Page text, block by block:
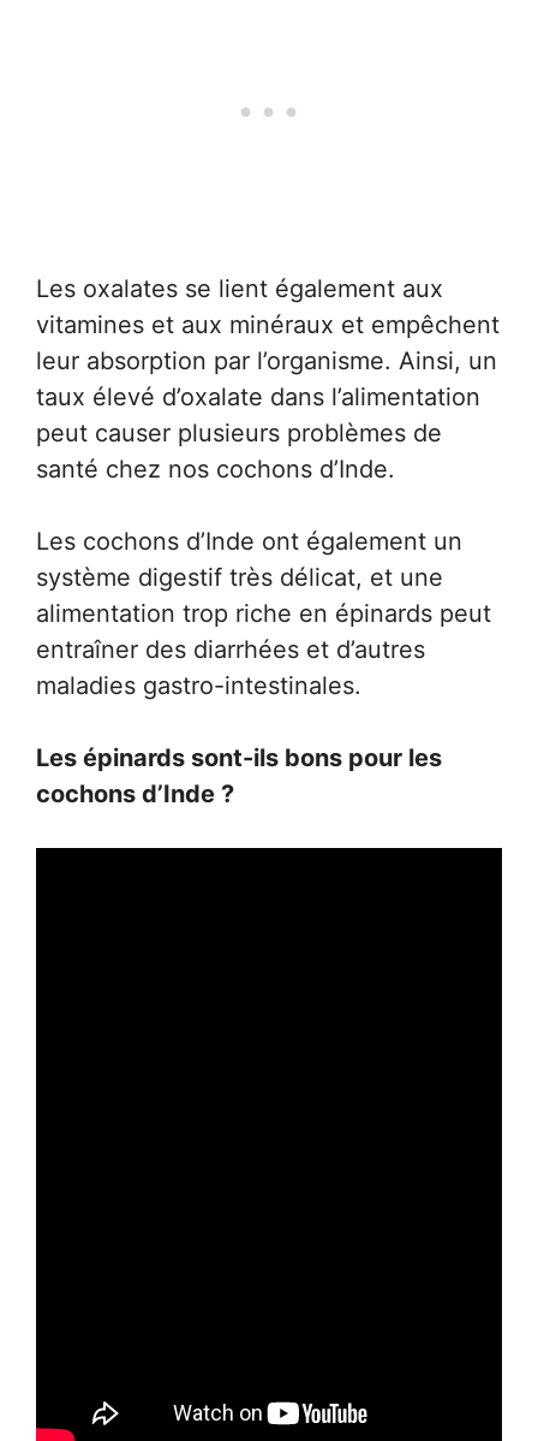
Les oxalates se lient également aux
vitamines et aux minéraux et empêchent
leur absorption par l’organisme. Ainsi, un
taux élevé d’oxalate dans l’alimentation
peut causer plusieurs problèmes de
santé chez nos cochons d’Inde.
Les cochons d’Inde ont également un
système digestif très délicat, et une
alimentation trop riche en épinards peut
entraîner des diarrhées et d’autres
maladies gastro-intestinales.
Les épinards sont-ils bons pour les
cochons d’Inde ?